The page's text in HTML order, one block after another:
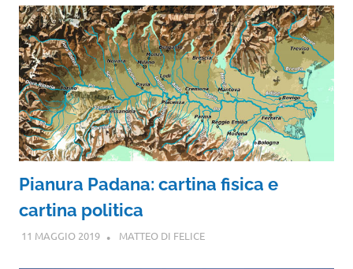
Pianura Padana: cartina fisica e
cartina politica
11 MAGGIO 2019 MATTEO DI FELICE